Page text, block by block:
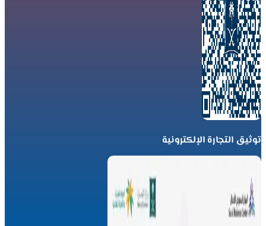
توثيق التجارة الإلكترونية